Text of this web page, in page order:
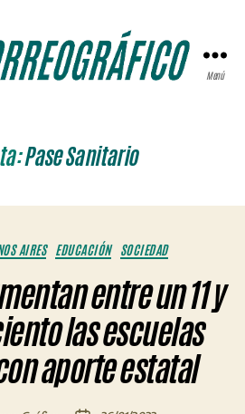
Menú
Pase Sanitario
Categorías
AIRES EDUCACIÓN SOCIEDAD
entre un 11 y
las escuelas
aporte estatal